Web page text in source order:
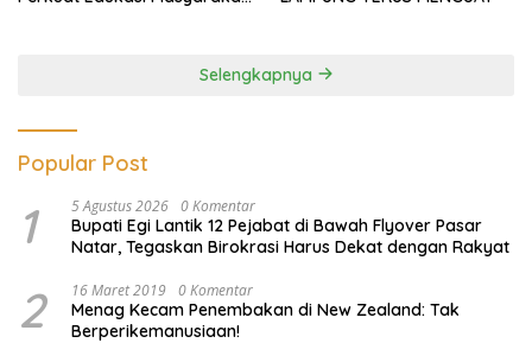
Selengkapnya
Popular Post
1 5 Agustus 2026 0 Komentar
Bupati Egi Lantik 12 Pejabat di Bawah Flyover Pasar
Natar, Tegaskan Birokrasi Harus Dekat dengan Rakyat
2 16 Maret 2019 0 Komentar
Menag Kecam Penembakan di New Zealand: Tak
Berperikemanusiaan!